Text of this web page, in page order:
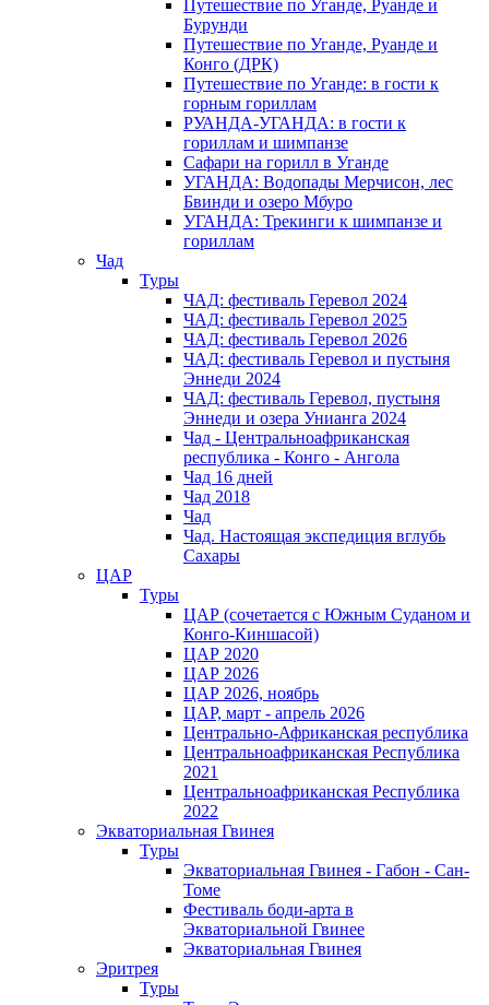
Путешествие по Уганде, Руанде и
Бурунди
Путешествие по Уганде, Руанде и
Конго (ДРК)
Путешествие по Уганде: в гости к
горным гориллам
РУАНДА-УГАНДА: в гости к
гориллам и шимпанзе
Сафари на горилл в Уганде
УГАНДА: Водопады Мерчисон, лес
Бвинди и озеро Мбуро
УГАНДА: Трекинги к шимпанзе и
гориллам
Чад
Туры
ЧАД: фестиваль Геревол 2024
ЧАД: фестиваль Геревол 2025
ЧАД: фестиваль Геревол 2026
ЧАД: фестиваль Геревол и пустыня
Эннеди 2024
ЧАД: фестиваль Геревол, пустыня
Эннеди и озера Унианга 2024
Чад - Центральноафриканская
республика - Конго - Ангола
Чад 16 дней
Чад 2018
Чад
Чад. Настоящая экспедиция вглубь
Сахары
ЦАР
Туры
ЦАР (сочетается с Южным Суданом и
Конго-Киншасой)
ЦАР 2020
ЦАР 2026
ЦАР 2026, ноябрь
ЦАР, март - апрель 2026
Центрально-Африканская республика
Центральноафриканская Республика
2021
Центральноафриканская Республика
2022
Экваториальная Гвинея
Туры
Экваториальная Гвинея - Габон - Сан-
Томе
Фестиваль боди-арта в
Экваториальной Гвинее
Экваториальная Гвинея
Эритрея
Туры